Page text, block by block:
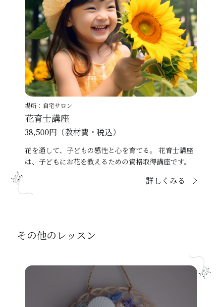
花育士講座
38,500円（教材費・税込）
花を通して、子どもの感性と心を育てる。 花育士講座
は、子どもにお花を教えるための資格取得講座です。
詳しくみる
場所：自宅サロン
その他のレッスン